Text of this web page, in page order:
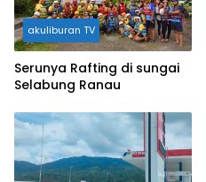
akuliburan TV
Serunya Rafting di sungai
Selabung Ranau